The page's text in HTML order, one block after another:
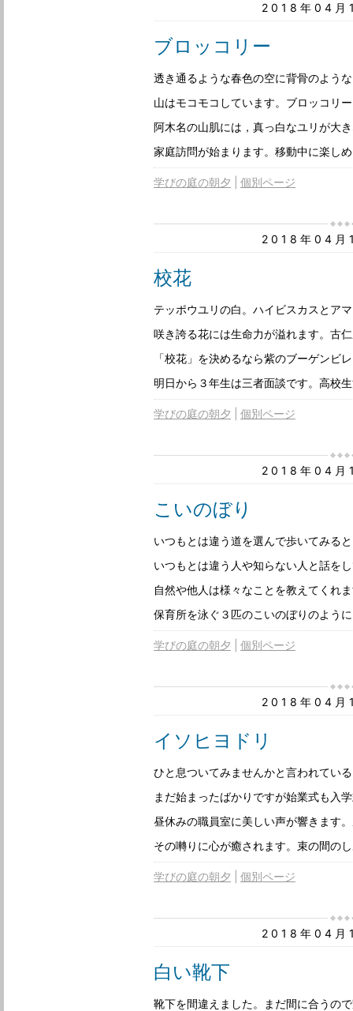
2018年04月
ブロッコリー
透き通るような春色の空に背骨のよう
山はモコモコしています。ブロッコリ
阿木名の山肌には，真っ白なユリが大
家庭訪問が始まります。移動中に楽し
学びの庭の朝夕 個別ページ
2018年04月
校花
テッポウユリの白。ハイビスカスとア
咲き誇る花には生命力が溢れます。古
「校花」を決めるなら紫のブーゲンビ
明日から３年生は三者面談です。高校
学びの庭の朝夕 個別ページ
2018年04月
こいのぼり
いつもとは違う道を選んで歩いてみる
いつもとは違う人や知らない人と話を
自然や他人は様々なことを教えてくれ
保育所を泳ぐ３匹のこいのぼりのよう
学びの庭の朝夕 個別ページ
2018年04月
イソヒヨドリ
ひと息ついてみませんかと言われてい
まだ始まったばかりですが始業式も入
昼休みの職員室に美しい声が響きます
その囀りに心が癒されます。束の間の
学びの庭の朝夕 個別ページ
2018年04月
白い靴下
靴下を間違えました。まだ間に合うの